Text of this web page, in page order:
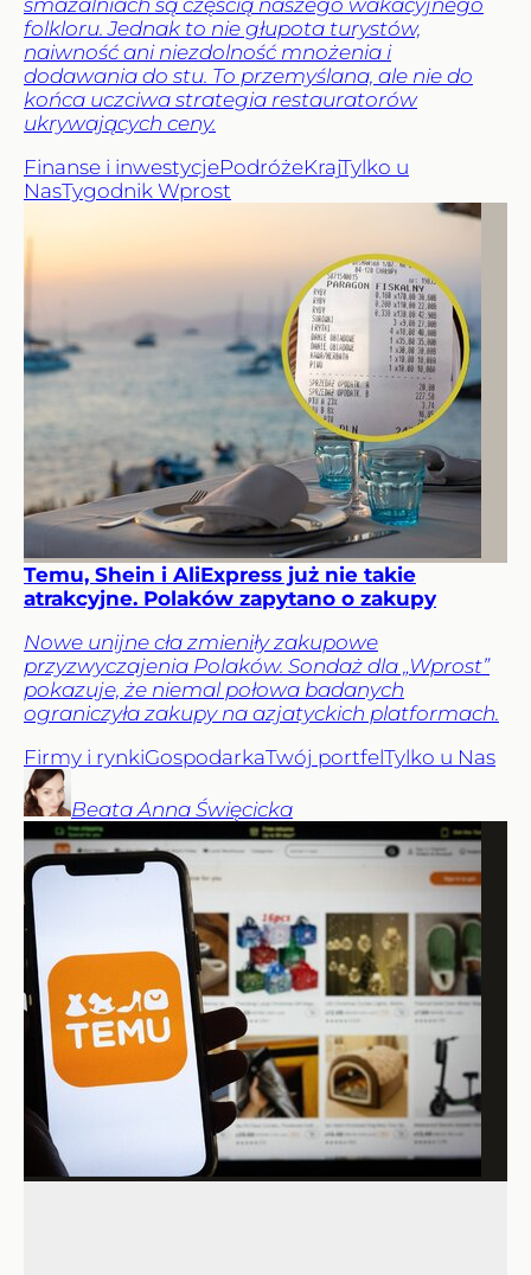
folkloru. Jednak to nie głupota turystów,
naiwność ani niezdolność mnożenia i
dodawania do stu. To przemyślana, ale nie do
końca uczciwa strategia restauratorów
ukrywających ceny.
Finanse i inwestycjePodróżeKrajTylko u
NasTygodnik Wprost
Temu, Shein i AliExpress już nie takie
atrakcyjne. Polaków zapytano o zakupy
Nowe unijne cła zmieniły zakupowe
przyzwyczajenia Polaków. Sondaż dla „Wprost”
pokazuje, że niemal połowa badanych
ograniczyła zakupy na azjatyckich platformach.
Firmy i rynkiGospodarkaTwój portfelTylko u Nas
Beata Anna Święcicka